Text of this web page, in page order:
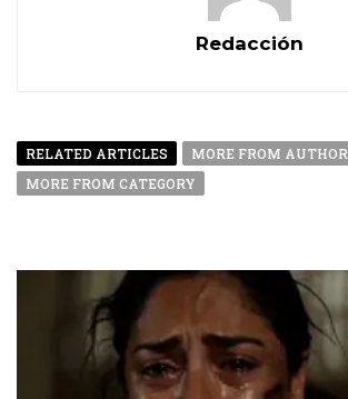
Redacción
RELATED ARTICLES
MORE FROM AUTHOR
MORE FROM CATEGORY